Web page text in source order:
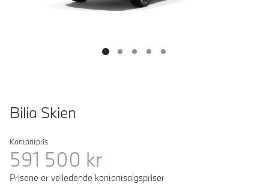
Bilia Skien
Kontantpris
591 500 kr
Prisene er veiledende kontantsalgspriser